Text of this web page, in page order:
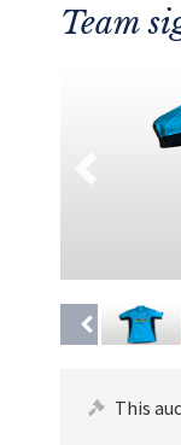
Team
This